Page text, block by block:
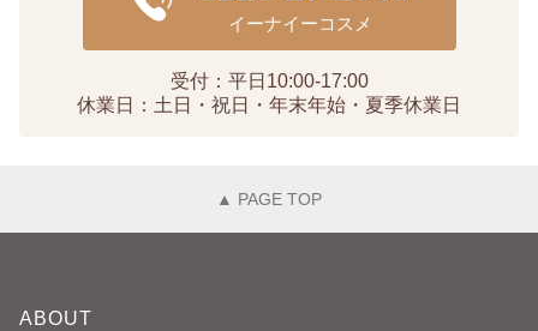
受付：平日10:00-17:00
休業日：土日・祝日・年末年始・夏季休業日
▲ PAGE TOP
ABOUT